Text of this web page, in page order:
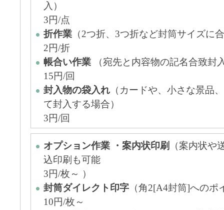
入）
3円/点
折作業 （2つ折、3つ折など封筒サイズに
2円/折
帳合い作業 （宛先と内容物の記名合致封
15円/回
封入物の袋入れ （カードや、小さな景品
て封入する場合）
3円/回
オプション作業 ・案内状印刷
（案内状や
込印刷も可能
3円/枚～ ）
封筒ダイレクト印字 （角2[A4封筒]へのポ
10円/枚～